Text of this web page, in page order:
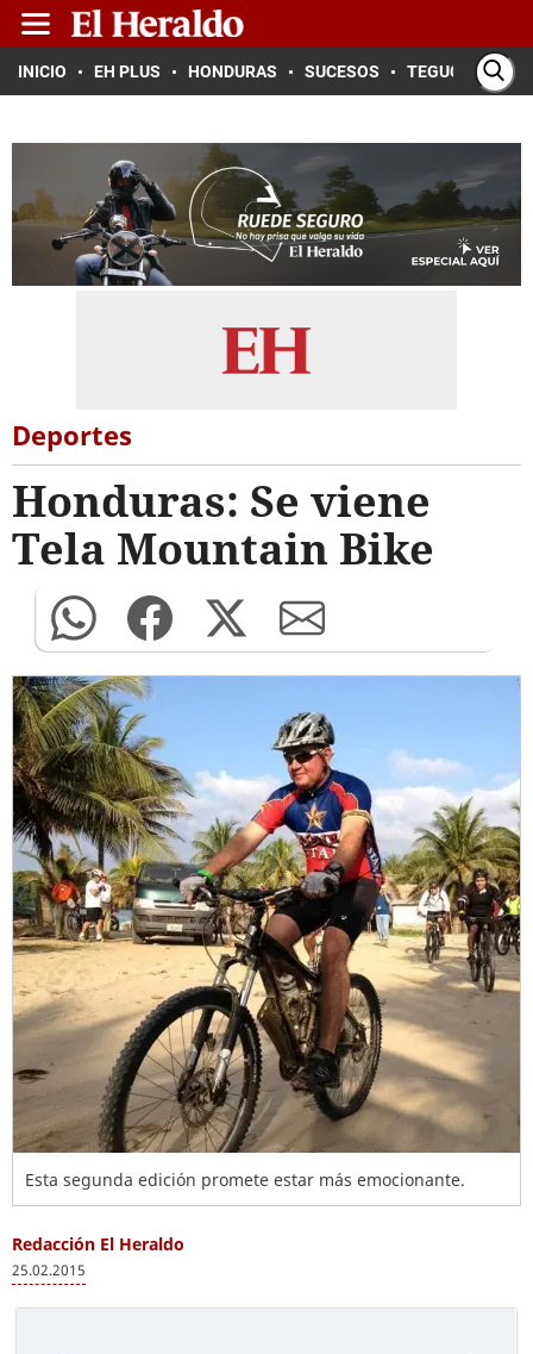
INICIO EH PLUS HONDURAS SUCESOS TEGUCIGALPA
Deportes
Honduras: Se viene
Tela Mountain Bike
Esta segunda edición promete estar más emocionante.
Redacción El Heraldo
25.02.2015